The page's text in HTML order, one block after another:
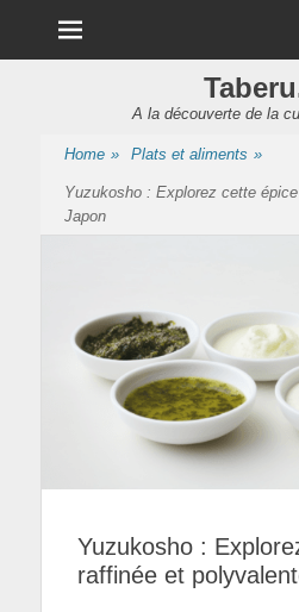
Menu
A la découverte de la
Home » Plats et aliments »
Yuzukosho : Explorez cette
Japon
Yuzukosho :
raffinée et